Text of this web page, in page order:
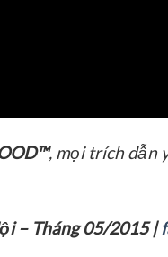
, mọi trích dẫn
– Tháng 05/2015|